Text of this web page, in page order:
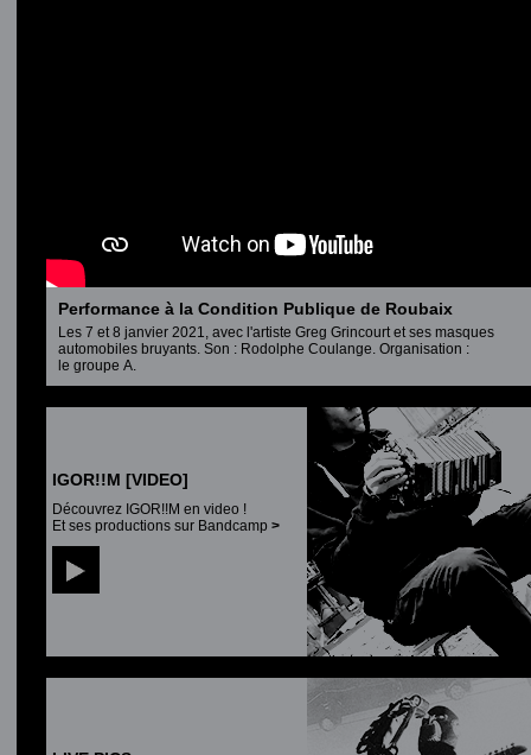
Performance à la Condition Publique de Roubaix
Les 7 et 8 janvier 2021, avec l'artiste Greg Grincourt et ses masques
automobiles bruyants. Son : Rodolphe Coulange. Organisation :
le groupe A.
IGOR!!M [VIDEO]
Découvrez IGOR!!M en video !
Et ses productions sur Bandcamp >